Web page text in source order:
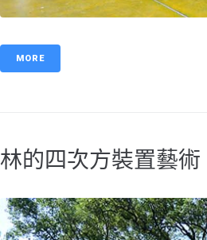
MORE
林的四次方裝置藝